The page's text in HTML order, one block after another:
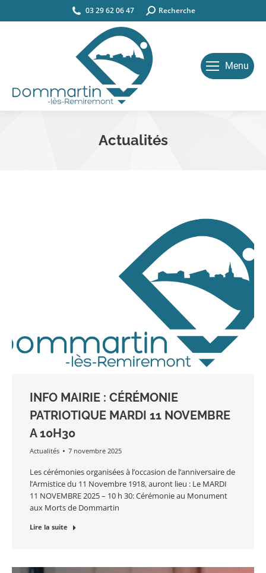
03 29 62 06 47 Search:Recherche
Menu
Actualités
INFO MAIRIE : CÉRÉMONIE
PATRIOTIQUE MARDI 11 NOVEMBRE
A 10H30
Actualités 7 novembre 2025
Les cérémonies organisées à l’occasion de l’anniversaire de
l’Armistice du 11 Novembre 1918, auront lieu : Le MARDI
11 NOVEMBRE 2025 – 10 h 30: Cérémonie au Monument
aux Morts de Dommartin
Lire la suite